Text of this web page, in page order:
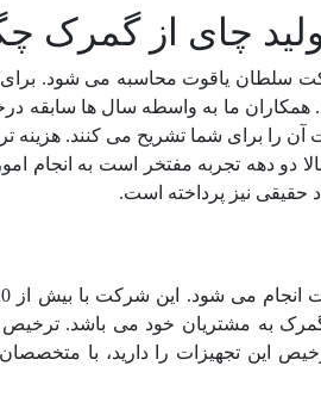
چای از گمرک
یاقوت محاسبه می شود. برای
ما به واسطه سال ها سابقه
آن را برای شما تشریح می کنند.
دو دهه تجربه مفتخر است به انجام
حقیقی نیز پرداخته است.
گمرک به مشتریان خود می باشد.
تجهیزات را دارید، با